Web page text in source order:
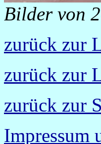
Bilder von
zurück zur
zurück zur
zurück zur
Impressum